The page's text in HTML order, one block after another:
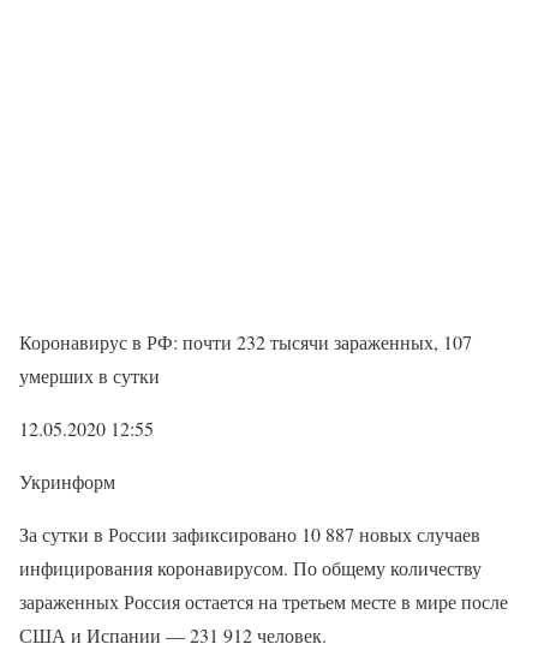
Коронавирус в РФ: почти 232 тысячи зараженных, 107
умерших в сутки
12.05.2020 12:55
Укринформ
За сутки в России зафиксировано 10 887 новых случаев
инфицирования коронавирусом. По общему количеству
зараженных Россия остается на третьем месте в мире после
США и Испании — 231 912 человек.